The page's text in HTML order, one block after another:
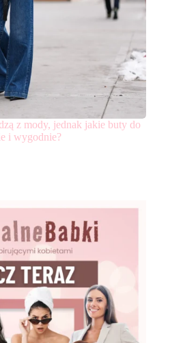
z mody, jednak jakie buty do
i wygodnie?